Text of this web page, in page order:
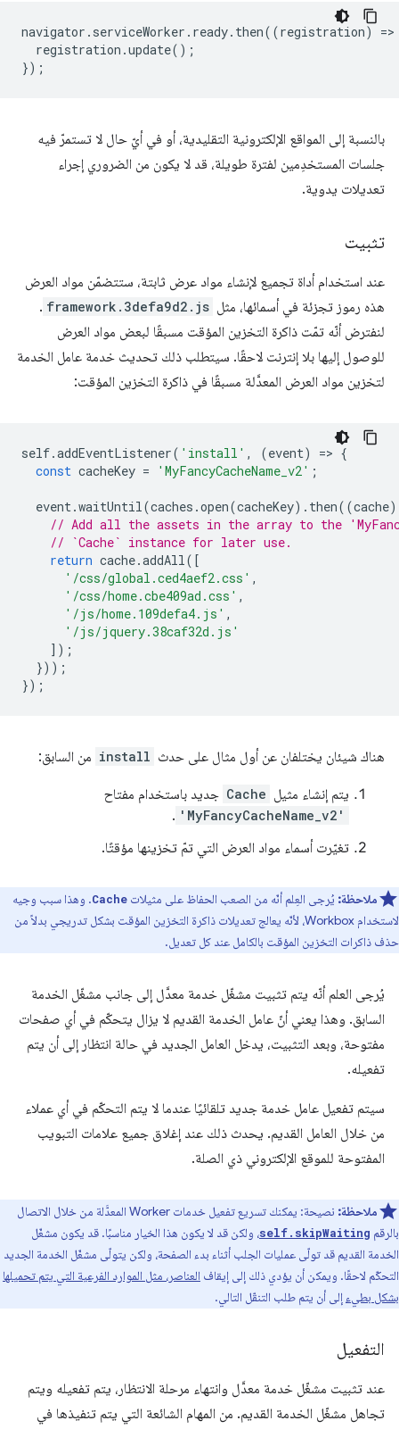
navigator . serviceWorker . ready. then((registration) =>
registration .update();
});
بالنسبة إلى المواقع الإلكترونية التقليدية، أو في أيّ حال لا تستمرّ فيه
جلسات المستخدِمين لفترة طويلة، قد لا يكون من الضروري إجراء
تعديلات يدوية.
تثبيت
عند استخدام أداة تجميع لإنشاء مواد عرض ثابتة، ستتضمّن مواد العرض
هذه رموز تجزئة في أسمائها، مثل framework.3defa9d2.js
.
لنفترض أنّه تمّت ذاكرة التخزين المؤقت مسبقًا لبعض مواد العرض
للوصول إليها بلا إنترنت لاحقًا. سيتطلب ذلك تحديث خدمة عامل الخدمة
لتخزين مواد العرض المعدَّلة مسبقًا في ذاكرة التخزين المؤقت:
self.addEventListener( 'install' , (event) => {
const cacheKey = 'MyFancyCacheName_v2' ;
event.waitUntil(caches .open(cacheKey). then((cache)
// Add all the assets in the array to the
// `Cache` instance for later use.
return cache.addAll([
'/css/global.ced4aef2.css' ,
'/css/home.cbe409ad.css' ,
'/js/home.109defa4.js' ,
'/js/jquery.38caf32d.js'
]);
}));
});
هناك شيئان يختلفان عن أول مثال على حدث install من السابق:
يتم إنشاء مثيل Cache جديد باستخدام مفتاح
'MyFancyCacheName_v2'
.
تغيّرت أسماء مواد العرض التي تمّ تخزينها مؤقتًا.
ملاحظة: يُرجى العِلم أنّه من الصعب الحفاظ على مثيلات Cache. وهذا سبب وجيه
لاستخدام Workbox، لأنّه يعالج تعديلات ذاكرة التخزين المؤقت بشكل تدريجي بدلاً من
حذف ذاكرات التخزين المؤقت بالكامل عند كل تعديل.
يُرجى العلم أنّه يتم تثبيت مشغّل خدمة معدَّل إلى جانب مشغّل الخدمة
السابق. وهذا يعني أنّ عامل الخدمة القديم لا يزال يتحكّم في أي صفحات
مفتوحة، وبعد التثبيت، يدخل العامل الجديد في حالة انتظار إلى أن يتم
تفعيله.
سيتم تفعيل عامل خدمة جديد تلقائيًا عندما لا يتم التحكّم في أي عملاء
من خلال العامل القديم. يحدث ذلك عند إغلاق جميع علامات التبويب
المفتوحة للموقع الإلكتروني ذي الصلة.
ملاحظة:
نصيحة: يمكنك تسريع تفعيل خدمات Worker المعدَّلة من خلال الاتصال
بالرقم self.skipWaiting، ولكن قد لا يكون هذا الخيار مناسبًا. قد يكون مشغّل
الخدمة القديم قد تولّى عمليات الجلب أثناء بدء الصفحة، ولكن يتولّى مشغّل الخدمة الجديد
التحكّم لاحقًا. ويمكن أن يؤدي ذلك إلى إيقاف العناصر، مثل الموارد الفرعية التي يتم تحميلها
بشكل بطيء إلى أن يتم طلب التنقّل التالي.
التفعيل
عند تثبيت مشغّل خدمة معدَّل وانتهاء مرحلة الانتظار، يتم تفعيله ويتم
تجاهل مشغّل الخدمة القديم. من المهام الشائعة التي يتم تنفيذها في